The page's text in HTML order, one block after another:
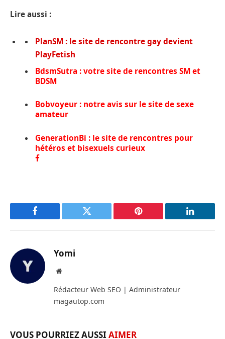
Lire aussi :
PlanSM : le site de rencontre gay devient
PlayFetish
BdsmSutra : votre site de rencontres SM et
BDSM
Bobvoyeur : notre avis sur le site de sexe
amateur
GenerationBi : le site de rencontres pour
hétéros et bisexuels curieux
a
k
Facebook Twitter Pinterest LinkedIn
Yomi
Site
Rédacteur Web SEO | Administrateur
magautop.com
VOUS POURRIEZ AUSSI AIMER